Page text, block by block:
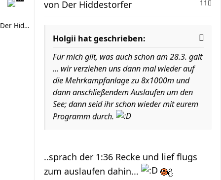
Der Hiddestorfer
11
von Der Hiddestorfer
Holgii hat geschrieben:
Für mich gilt, was auch schon am 28.3. galt
... wir verziehen uns dann mal wieder auf
die Mehrkampfanlage zu 8x1000m und
dann anschließendem Auslaufen um den
See; dann seid ihr schon wieder mit eurem
Programm durch.
..sprach der 1:36 Recke und lief flugs
zum auslaufen dahin...